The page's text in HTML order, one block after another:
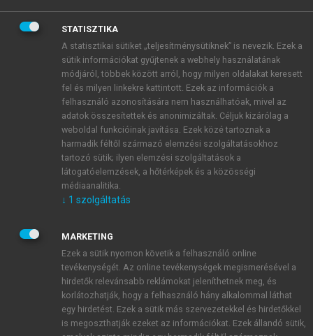
BELÉPÉS SAJÁT FIÓKKAL
ÚJ FIÓK LÉTREHOZÁSA
1 óra díjmentes hozzáférés
E-MAIL-CÍM
JELSZÓ
JELSZÓ ÚJRA
STATISZTIKA
A statisztikai sütiket „teljesítménysütiknek” is nevezik. Ezek a
sütik információkat gyűjtenek a webhely használatának
módjáról, többek között arról, hogy milyen oldalakat keresett
fel és milyen linkekre kattintott. Ezek az információk a
felhasználó azonosítására nem használhatóak, mivel az
adatok összesítettek és anonimizáltak. Céljuk kizárólag a
weboldal funkcióinak javítása. Ezek közé tartoznak a
harmadik féltől származó elemzési szolgáltatásokhoz
tartozó sütik; ilyen elemzési szolgáltatások a
látogatóelemzések, a hőtérképek és a közösségi
médiaanalitika.
↓ 1 szolgáltatás
MARKETING
Ezek a sütik nyomon követik a felhasználó online
tevékenységét. Az online tevékenységek megismerésével a
hirdetők relevánsabb reklámokat jeleníthetnek meg, és
korlátozhatják, hogy a felhasználó hány alkalommal láthat
egy hirdetést. Ezek a sütik más szervezetekkel és hirdetőkkel
is megoszthatják ezeket az információkat. Ezek állandó sütik,